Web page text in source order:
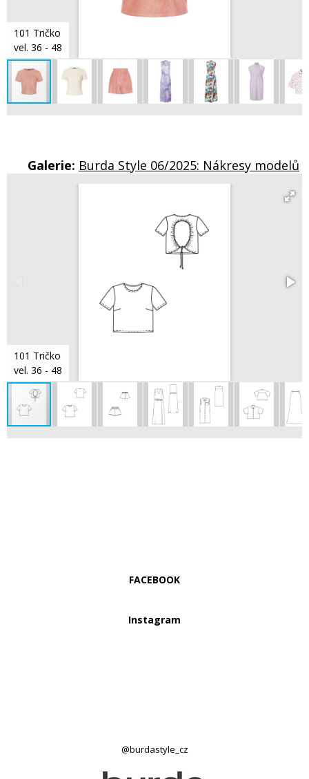
101 Tričko
vel. 36 - 48
Galerie: Burda Style 06/2025: Nákresy modelů
101 Tričko
vel. 36 - 48
FACEBOOK
Instagram
@burdastyle_cz